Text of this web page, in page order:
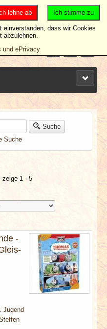
Suche
Suche
zeige 1 - 5
-
Jugend
Ich stimme zu
lehne ab
einverstanden, dass wir Cookies
abzulehnen.
und ePrivacy